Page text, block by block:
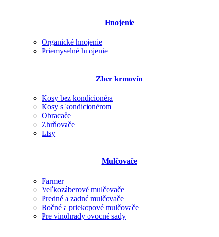
Hnojenie
Organické hnojenie
Priemyselné hnojenie
Zber krmovín
Kosy bez kondicionéra
Kosy s kondicionérom
Obracače
Zhrňovače
Lisy
Mulčovače
Farmer
Veľkozáberové mulčovače
Predné a zadné mulčovače
Bočné a priekopové mulčovače
Pre vinohrady ovocné sady